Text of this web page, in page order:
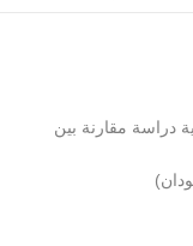
دراسة مقارنة بين